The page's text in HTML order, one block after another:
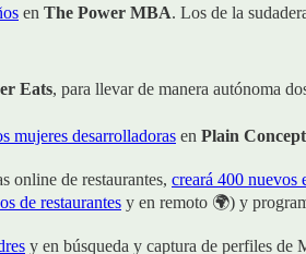
en The Power MBA. Los de la
Eats, para llevar de manera autónoma
mujeres desarrolladoras en Plain Concept
online de restaurantes, creará 400 nuevos
de restaurantes y en remoto 🌍) y
y en búsqueda y captura de perfiles de